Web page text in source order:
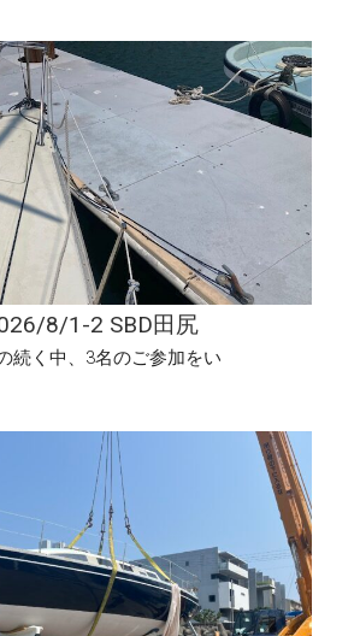
8/1-2 SBD田尻
続く中、3名のご参加をい